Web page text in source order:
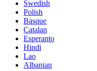
Swedish
Polish
Basque
Catalan
Esperanto
Hindi
Lao
Albanian